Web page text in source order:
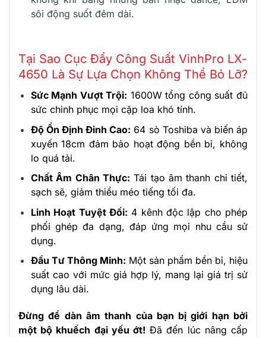
sôi động suốt đêm dài.
Tại Sao Cục Đẩy Công Suất VinhPro LX-
4650 Là Sự Lựa Chọn Không Thể Bỏ Lỡ?
Sức Mạnh Vượt Trội: 1600W tổng công suất đủ
sức chinh phục mọi cặp loa khó tính.
Độ Ổn Định Đỉnh Cao: 64 sò Toshiba và biến áp
xuyến 18cm đảm bảo hoạt động bền bỉ, không
lo quá tải.
Chất Âm Chân Thực: Tái tạo âm thanh chi tiết,
sạch sẽ, giảm thiểu méo tiếng tối đa.
Linh Hoạt Tuyệt Đối: 4 kênh độc lập cho phép
phối ghép đa dạng, đáp ứng mọi nhu cầu sử
dụng.
Đầu Tư Thông Minh: Một sản phẩm bền bỉ, hiệu
suất cao với mức giá hợp lý, mang lại giá trị sử
dụng lâu dài.
Đừng để dàn âm thanh của bạn bị giới hạn bởi
một bộ khuếch đại yếu ớt! Đã đến lúc nâng cấp